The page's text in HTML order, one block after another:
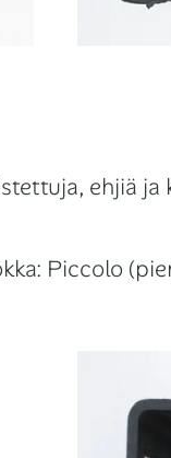
ehjiä
Piccolo